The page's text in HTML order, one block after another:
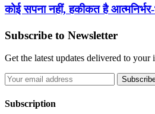
कोई सपना नहीं, हकीकत है
Subscribe to Newsletter
Get the latest updates delivered to your
Subscription